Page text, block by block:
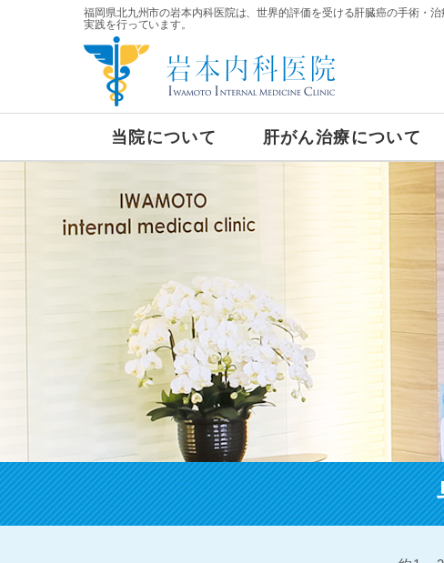
福岡県北九州市の岩本内科医院は、世界的評価を受ける肝臓癌の手術・
実践を行っています。
当院について 肝がん治療について